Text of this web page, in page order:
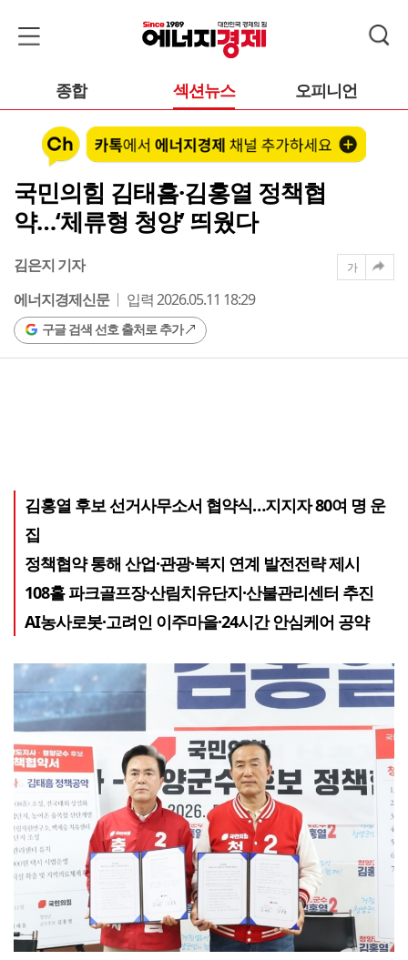
종합 섹션뉴스 오피니언
국민의힘 김태흠·김홍열 정책협
약…‘체류형 청양’ 띄웠다
김은지 기자
에너지경제신문
입력 2026.05.11 18:29
구글 검색 선호 출처로 추가
가
김홍열 후보 선거사무소서 협약식…지지자 80여 명 운
집
정책협약 통해 산업·관광·복지 연계 발전전략 제시
108홀 파크골프장·산림치유단지·산불관리센터 추진
AI농사로봇·고려인 이주마을·24시간 안심케어 공약